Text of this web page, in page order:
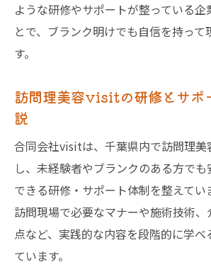
ような研修やサポートが整っている企
とで、ブランク明けでも自信を持って
す。
訪問理美容visitの研修とサポ
説
合同会社visitは、千葉県内で訪問理美
し、未経験者やブランクのある方で
できる研修・サポート体制を整えてい
訪問現場で必要なマナーや施術技術
点など、実践的な内容を段階的に学
ています。